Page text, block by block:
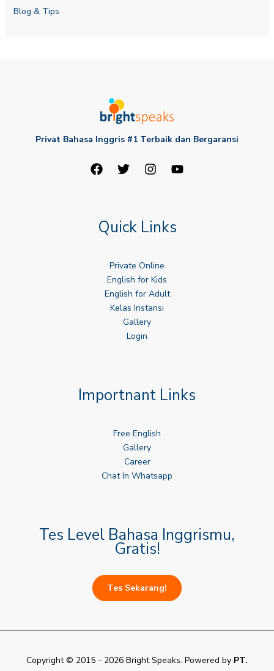
Blog & Tips
Privat Bahasa Inggris #1 Terbaik dan Bergaransi
Quick Links
Private Online
English for Kids
English for Adult
Kelas Instansi
Gallery
Login
Importnant Links
Free English
Gallery
Career
Chat In Whatsapp
Tes Level Bahasa Inggrismu,
Gratis!
Tes Sekarang!
Copyright © 2015 - 2026 Bright Speaks. Powered by PT.